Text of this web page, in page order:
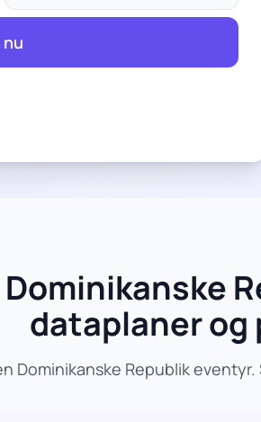
nu
dataplaner og
Dominikanske Republik